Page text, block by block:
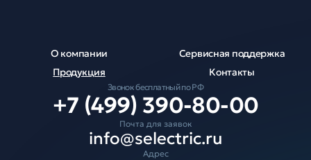
О компании
Продукция
Сервисная поддержка
Контакты
Звонок бесплатный по РФ
+7 (499) 390-80-00
Почта для заявок
info@selectric.ru
Адрес